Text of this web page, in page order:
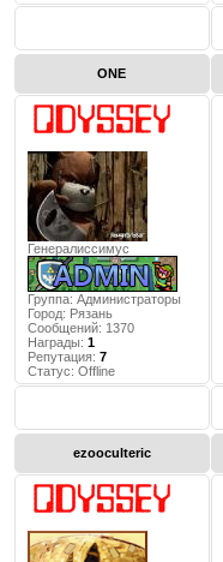
ONE
Генералиссимус
Группа: Администраторы
Город: Рязань
Сообщений: 1370
Награды: 1
Репутация: 7
Статус: Offline
ezooculteric